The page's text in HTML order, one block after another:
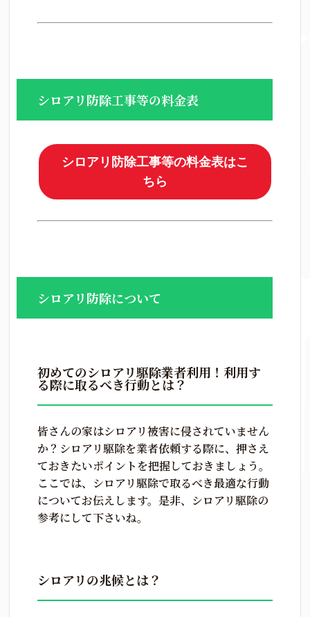
シロアリ防除工事等の料金表
シロアリ防除工事等の料金表はこ
ちら
シロアリ防除について
初めてのシロアリ駆除業者利用！利用す
る際に取るべき行動とは？
皆さんの家はシロアリ被害に侵されていません
か？シロアリ駆除を業者依頼する際に、押さえ
ておきたいポイントを把握しておきましょう。
ここでは、シロアリ駆除で取るべき最適な行動
についてお伝えします。是非、シロアリ駆除の
参考にして下さいね。
シロアリの兆候とは？